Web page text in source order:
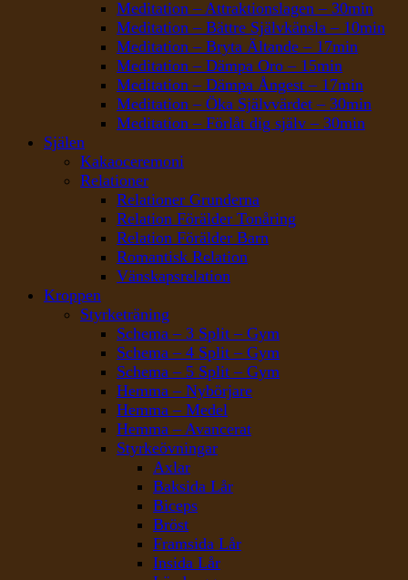
Meditation – Attraktionslagen – 30min
Meditation – Bättre Självkänsla – 10min
Meditation – Bryta Ältande – 17min
Meditation – Dämpa Oro – 15min
Meditation – Dämpa Ångest – 17min
Meditation – Öka Självvärdet – 30min
Meditation – Förlåt dig själv – 30min
Själen
Kakaoceremoni
Relationer
Relationer Grunderna
Relation Förälder Tonåring
Relation Förälder Barn
Romantisk Relation
Vänskapsrelation
Kroppen
Styrketräning
Schema – 3 Split – Gym
Schema – 4 Split – Gym
Schema – 5 Split – Gym
Hemma – Nybörjare
Hemma – Medel
Hemma – Avancerat
Styrkeövningar
Axlar
Baksida Lår
Biceps
Bröst
Framsida Lår
Insida Lår